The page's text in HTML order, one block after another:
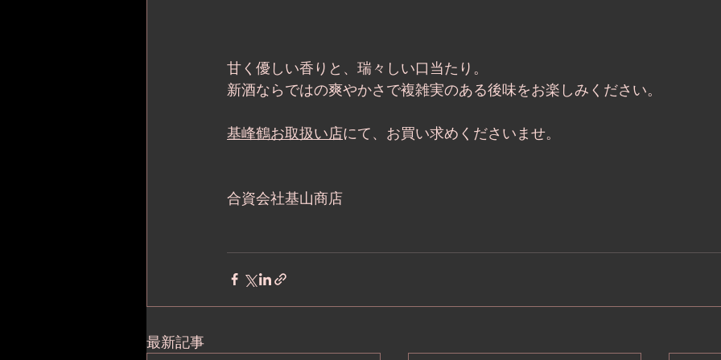
甘く優しい香りと、瑞々しい口当たり。
新酒ならではの爽やかさで複雑実のある後味をお楽しみください。
基峰鶴お取扱い店にて、お買い求めくださいませ。
合資会社基山商店
最新記事